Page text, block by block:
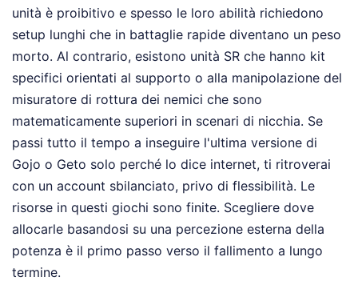
unità è proibitivo e spesso le loro abilità richiedono
setup lunghi che in battaglie rapide diventano un peso
morto. Al contrario, esistono unità SR che hanno kit
specifici orientati al supporto o alla manipolazione del
misuratore di rottura dei nemici che sono
matematicamente superiori in scenari di nicchia. Se
passi tutto il tempo a inseguire l'ultima versione di
Gojo o Geto solo perché lo dice internet, ti ritroverai
con un account sbilanciato, privo di flessibilità. Le
risorse in questi giochi sono finite. Scegliere dove
allocarle basandosi su una percezione esterna della
potenza è il primo passo verso il fallimento a lungo
termine.